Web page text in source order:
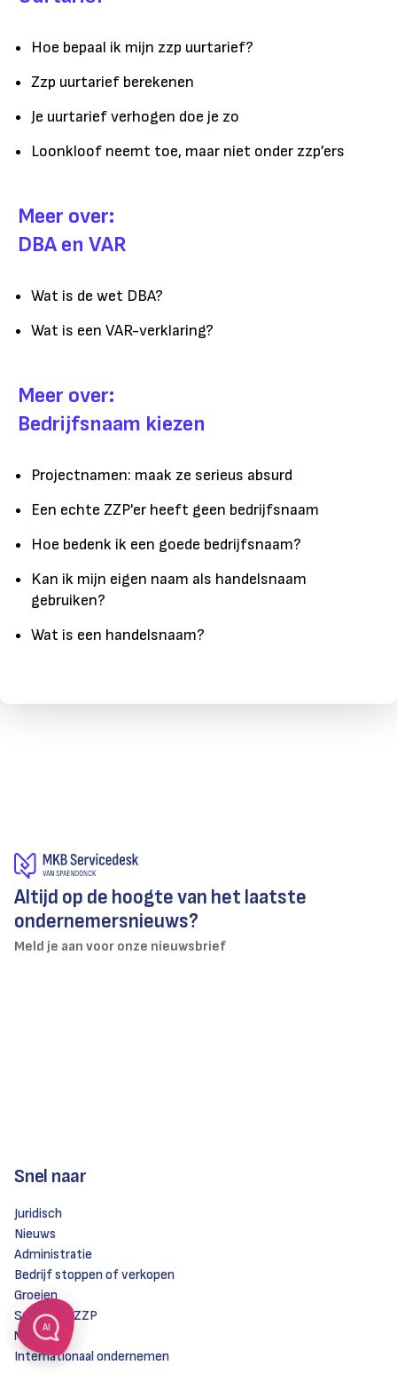
Hoe bepaal ik mijn zzp uurtarief?
Zzp uurtarief berekenen
Je uurtarief verhogen doe je zo
Loonkloof neemt toe, maar niet onder zzp’ers
Meer over:
DBA en VAR
Wat is de wet DBA?
Wat is een VAR-verklaring?
Meer over:
Bedrijfsnaam kiezen
Projectnamen: maak ze serieus absurd
Een echte ZZP'er heeft geen bedrijfsnaam
Hoe bedenk ik een goede bedrijfsnaam?
Kan ik mijn eigen naam als handelsnaam
gebruiken?
Wat is een handelsnaam?
AI
Altijd op de hoogte van het laatste
ondernemersnieuws?
Meld je aan voor onze nieuwsbrief
Snel naar
Juridisch
Nieuws
Administratie
Bedrijf stoppen of verkopen
Groeien
Starten & ZZP
Mobiliteit
Internationaal ondernemen